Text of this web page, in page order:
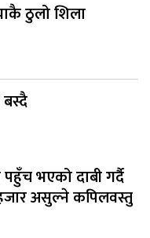
ठुलो शिला
भएको दाबी गर्दै
असुल्ने कपिलवस्तु